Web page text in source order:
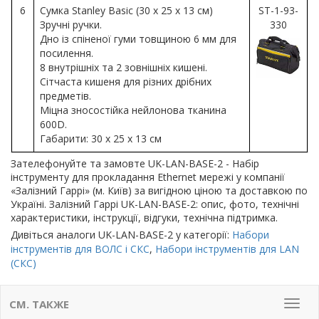
6
Сумка Stanley Basic (30 x 25 x 13 см)
Зручні ручки.
Дно із спіненої гуми товщиною 6 мм для
посилення.
8 внутрішніх та 2 зовнішніх кишені.
Сітчаста кишеня для різних дрібних
предметів.
Міцна зносостійка нейлонова тканина
600D.
Габарити: 30 x 25 x 13 см
ST-1-93-
330
Зателефонуйте та замовте UK-LAN-BASE-2 - Набір
інструменту для прокладання Ethernet мережі у компанії
«Залізний Гаррі» (м. Київ) за вигідною ціною та доставкою по
Україні. Залізний Гаррі UK-LAN-BASE-2: опис, фото, технічні
характеристики, інструкції, відгуки, технічна підтримка.
Дивіться аналоги UK-LAN-BASE-2 у категорії: Набори
інструментів для ВОЛС і СКС, Набори інструментів для LAN
(СКС)
Меню
СМ. ТАКЖЕ